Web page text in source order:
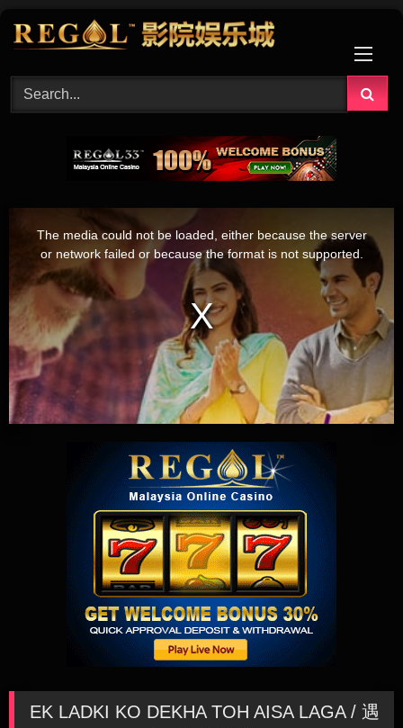
window.
The media could not be loaded, either because the server
or network failed or because the format is not supported.
EK LADKI KO DEKHA TOH AISA LAGA / 遇